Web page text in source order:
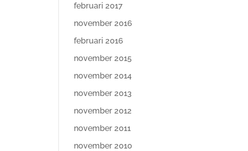
februari 2017
november 2016
februari 2016
november 2015
november 2014
november 2013
november 2012
november 2011
november 2010